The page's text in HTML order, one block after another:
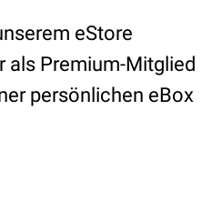
eStore
als Premium-Mitglied
persönlichen eBox